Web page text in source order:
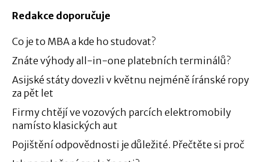
Redakce doporučuje
Co je to MBA a kde ho studovat?
Znáte výhody all-in-one platebních terminálů?
Asijské státy dovezli v květnu nejméně íránské ropy
za pět let
Firmy chtějí ve vozových parcích elektromobily
namísto klasických aut
Pojištění odpovědnosti je důležité. Přečtěte si proč